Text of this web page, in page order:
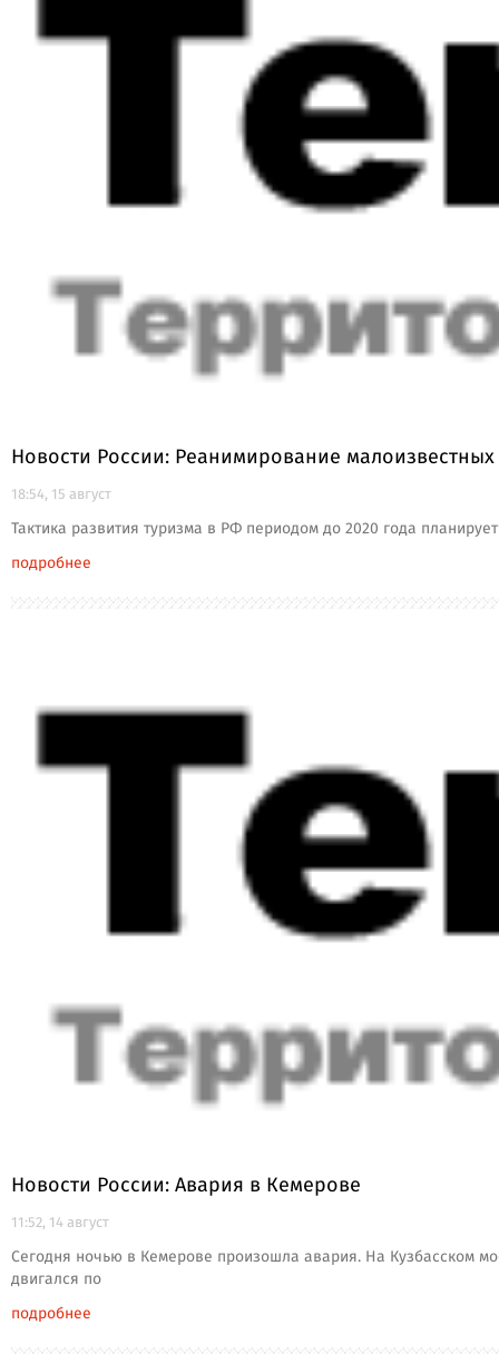
Новости России: Реанимирование
18:54, 15 август
Тактика развития туризма в РФ периодом до 2020 года
подробнее
Новости России: Авария в Кемерове
11:52, 14 август
Сегодня ночью в Кемерове произошла авария. На Кузбасском
двигался по
подробнее